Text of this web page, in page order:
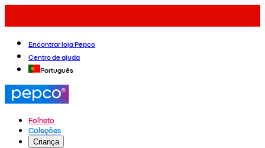
Encontrar loja Pepco
Centro de ajuda
Português
Folheto
Coleções
Criança